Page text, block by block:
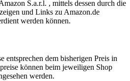
S.a.r.l. , mittels dessen durch die
und Links zu Amazon.de
werden können.
entsprechen dem bisherigen Preis in
können beim jeweiligen Shop
werden.